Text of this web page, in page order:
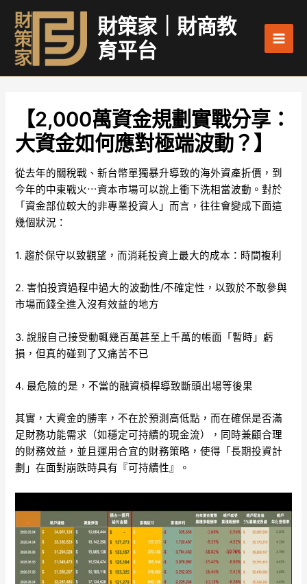
內
財策家｜財商教
育平台
【2,000萬資金規劃實戰分享：
大資金如何應對極端波動？】
從去年的關稅戰、新台幣單獨暴升導致的海外資產折價，到
今年的中東戰火⋯資本市場可以說上衝下洗相當波動。對於
「資金部位較大的非專業投資人」而言，往往會變成下面這
幾個狀況：
1. 趨於保守以致觀望，而消耗投資上最大的成本：時間複利
2. 害怕投資過程中過大的波動性/不確定性，以致於不敢參與
市場而錢全進入沒有效益的地方
3. 說服自己接受動輒幾百萬甚至上千萬的帳面「暫時」虧
損，但真的碰到了又痛苦不已
4. 最危險的是，不當的融資槓桿導致斷頭出場等後果
其實，大資金的勝率，不在於預測高低點，而在確保是否滿
足財務功能需求（如穩定可持續的現金流），同時兼顧合理
的財務效益，並且運用合宜的財務策略，使得「長期投資計
劃」在面對崩跌時具有『可持續性』。